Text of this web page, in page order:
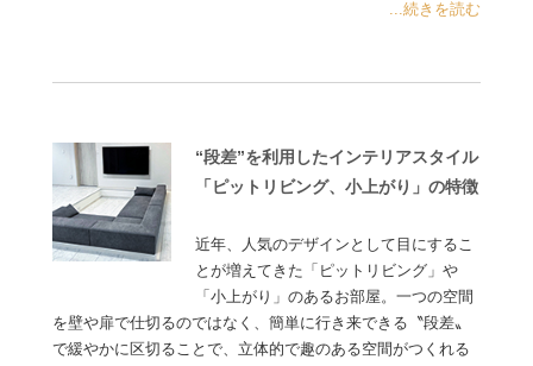
...続きを読む
“段差”を利用したインテリアスタイル
「ピットリビング、小上がり」の特徴
近年、人気のデザインとして目にするこ
とが増えてきた「ピットリビング」や
「小上がり」のあるお部屋。一つの空間
を壁や扉で仕切るのではなく、簡単に行き来できる〝段差〟
で緩やかに区切ることで、立体的で趣のある空間がつくれる